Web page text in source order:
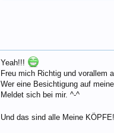
Yeah!!!
Freu mich Richtig und vorallem
Wer eine Besichtigung auf
Meldet sich bei mir. ^-^
Und das sind alle Meine